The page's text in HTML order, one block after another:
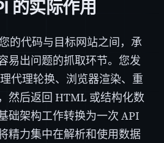
的实际作用
的代码与目标网站之间，承
易出问题的抓取环节。您发
代理轮换、浏览器渲染、重
然后返回 HTML 或结构化数
础架构工作转换为一次 API
精力集中在解析和使用数据